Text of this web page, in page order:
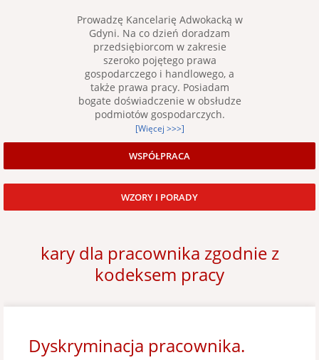
Prowadzę Kancelarię Adwokacką w
Gdyni. Na co dzień doradzam
przedsiębiorcom w zakresie
szeroko pojętego prawa
gospodarczego i handlowego, a
także prawa pracy. Posiadam
bogate doświadczenie w obsłudze
podmiotów gospodarczych.
[Więcej >>>]
WSPÓŁPRACA
WZORY I PORADY
kary dla pracownika zgodnie z
kodeksem pracy
Dyskryminacja pracownika.